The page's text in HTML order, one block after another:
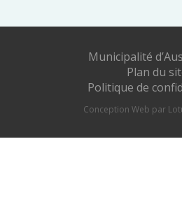
Municipalité
Plan du
Politique de
Conception Web par